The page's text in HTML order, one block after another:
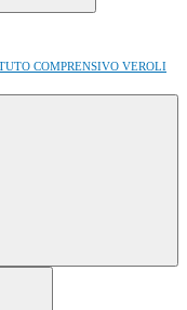
COMPRENSIVO VEROLI